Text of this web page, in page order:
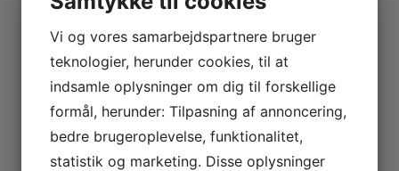
MASKINER
Vi og vores samarbejdspartnere bruger
teknologier, herunder cookies, til at
indsamle oplysninger om dig til forskellige
formål, herunder: Tilpasning af annoncering,
bedre brugeroplevelse, funktionalitet,
statistik og marketing. Disse oplysninger